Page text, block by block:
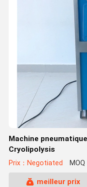
Machine
Cryolipolysis
Prix：Negotiated
meilleur prix